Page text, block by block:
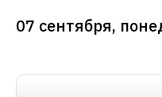
07 сентября,